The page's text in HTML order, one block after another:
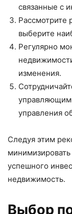
связанные с
Рассмотрите
выберите
Регулярно
изменения.
управления
Следуя этим
успешного
недвижимость.
Выбор